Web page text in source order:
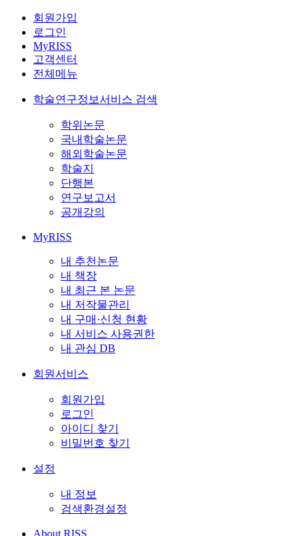
회원가입
로그인
MyRISS
고객센터
전체메뉴
학술연구정보서비스 검색
학위논문
국내학술논문
해외학술논문
학술지
단행본
연구보고서
공개강의
MyRISS
내 추천논문
내 책장
내 최근 본 논문
내 저작물관리
내 구매·신청 현황
내 서비스 사용권한
내 관심 DB
회원서비스
회원가입
로그인
아이디 찾기
비밀번호 찾기
설정
내 정보
검색환경설정
About RISS